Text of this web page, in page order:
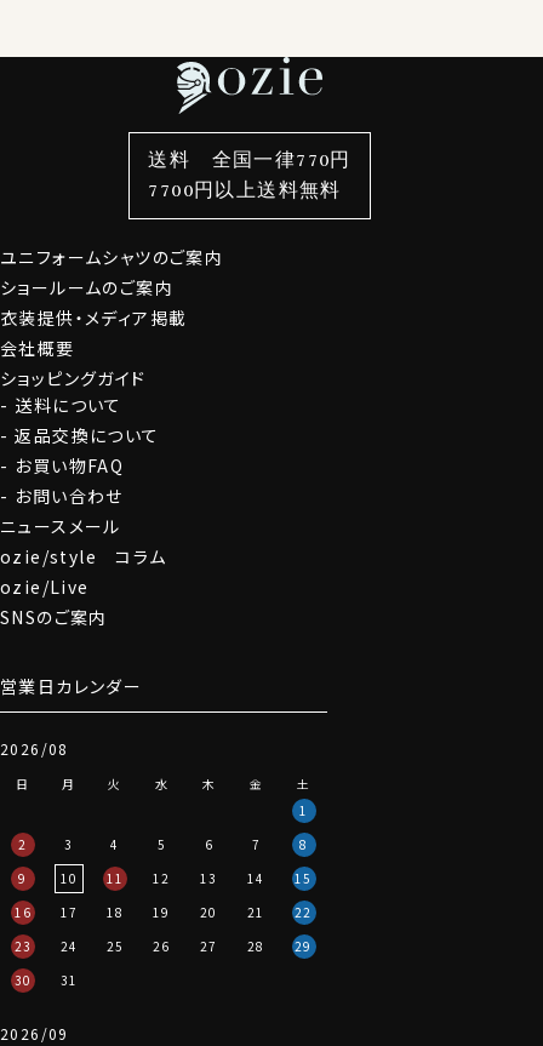
袖・カフス型から選ぶ
色から選ぶ
柄から選ぶ
スタイルから選ぶ
カジュアルシャツ
定番シャツ
カフスボタン
サスペンダー
財布・名刺入れ
バッグ
ストール・マフラー
グローブ
ユニフォームシャツのご案内
ショールームのご案内
衣装提供・メディア掲載
会社概要
ショッピングガイド
送料について
返品交換について
お買い物FAQ
お問い合わせ
ニュースメール
ozie/style コラム
ozie/Live
SNSのご案内
営業日カレンダー
2026/08
日 月 火 水 木 金
土
1
2
3 4 5 6 7
8
9
10 11 12 13 14
15
16
17 18 19 20 21
22
23
24 25 26 27 28
29
30
31
2026/09
送料 全国一律770円
7700円以上送料無料